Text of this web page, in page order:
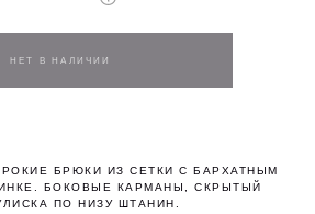
БРЮКИ ИЗ СЕТКИ С БАРХАТНЫМ
БОКОВЫЕ КАРМАНЫ, СКРЫТЫЙ
ПО НИЗУ ШТАНИН.